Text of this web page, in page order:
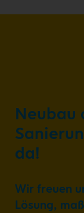
Neubau
da!
Wir freuen
Lösung,